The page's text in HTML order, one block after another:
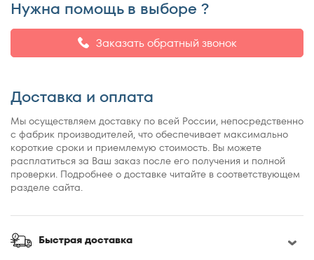
Нужна помощь в выборе ?
Заказать обратный звонок
Доставка и оплата
Мы осуществляем доставку по всей России, непосредственно
с фабрик производителей, что обеспечивает максимально
короткие сроки и приемлемую стоимость. Вы можете
расплатиться за Ваш заказ после его получения и полной
проверки. Подробнее о доставке читайте в соответствующем
разделе сайта.
Быстрая доставка